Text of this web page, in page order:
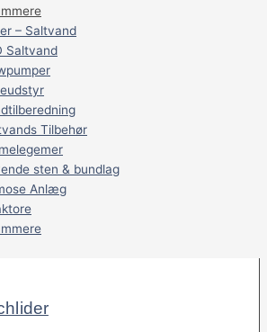
– Saltvand
Saltvand
Tilbehør
sten & bundlag
Anlæg